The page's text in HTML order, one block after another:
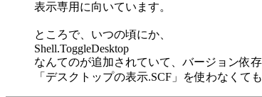
表示専用に向いています。
ところで、いつの頃にか、
Shell.ToggleDesktop
なんてのが追加されていて、バージョン依存
「デスクトップの表示.SCF」を使わなくて